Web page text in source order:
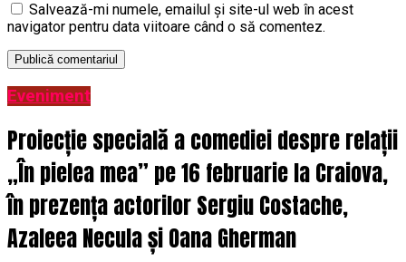
Salvează-mi numele, emailul și site-ul web în acest
navigator pentru data viitoare când o să comentez.
Eveniment
Proiecție specială a comediei despre relații
„În pielea mea” pe 16 februarie la Craiova,
în prezența actorilor Sergiu Costache,
Azaleea Necula și Oana Gherman